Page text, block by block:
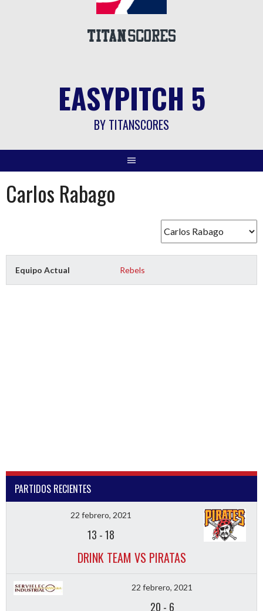
EASYPITCH 5
BY TITANSCORES
Carlos Rabago
Equipo Actual Rebels
PARTIDOS RECIENTES
22 febrero, 2021
13 -18
DRINK TEAM VS PIRATAS
22 febrero, 2021
20 - 6